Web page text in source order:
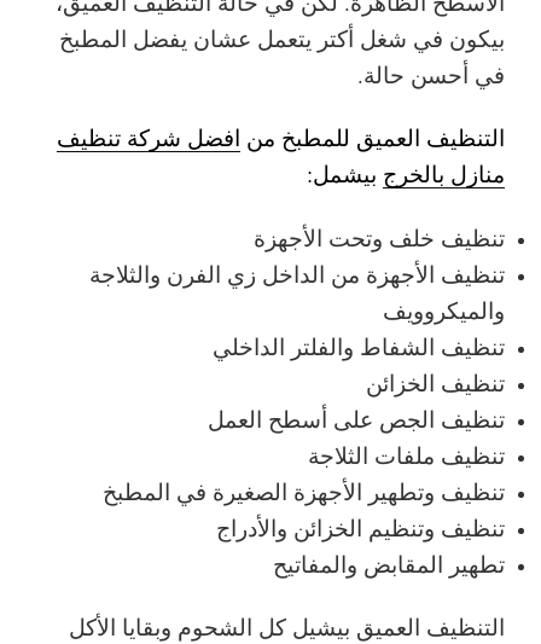
بيكون في شغل أكتر يتعمل عشان يفضل المطبخ
في أحسن حالة.
التنظيف العميق للمطبخ من افضل شركة تنظيف
منازل بالخرج بيشمل:
تنظيف خلف وتحت الأجهزة
تنظيف الأجهزة من الداخل زي الفرن والثلاجة
والميكروويف
تنظيف الشفاط والفلتر الداخلي
تنظيف الخزائن
تنظيف الجص على أسطح العمل
تنظيف ملفات الثلاجة
تنظيف وتطهير الأجهزة الصغيرة في المطبخ
تنظيف وتنظيم الخزائن والأدراج
تطهير المقابض والمفاتيح
التنظيف العميق بيشيل كل الشحوم وبقايا الأكل